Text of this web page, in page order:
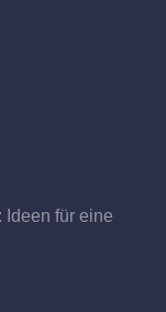
Ideen für eine